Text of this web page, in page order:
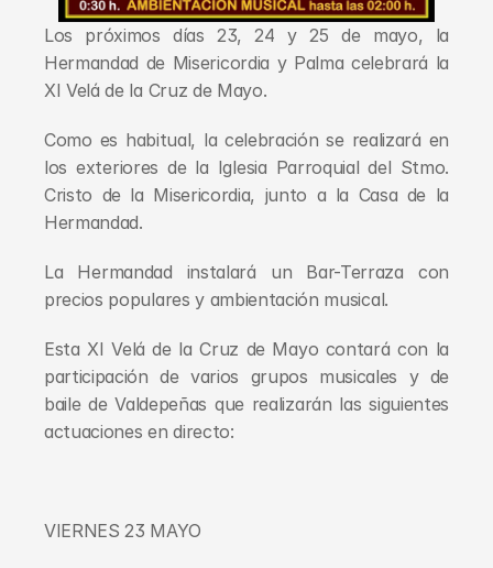
Los próximos días 23, 24 y 25 de mayo, la
Hermandad de Misericordia y Palma celebrará la
XI Velá de la Cruz de Mayo.
Como es habitual, la celebración se realizará en
los exteriores de la Iglesia Parroquial del Stmo.
Cristo de la Misericordia, junto a la Casa de la
Hermandad.
La Hermandad instalará un Bar-Terraza con
precios populares y ambientación musical.
Esta XI Velá de la Cruz de Mayo contará con la
participación de varios grupos musicales y de
baile de Valdepeñas que realizarán las siguientes
actuaciones en directo:
VIERNES 23 MAYO